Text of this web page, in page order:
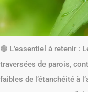
🟢 L’essentiel à retenir :
traversées de parois,
faibles de l’étanchéité à